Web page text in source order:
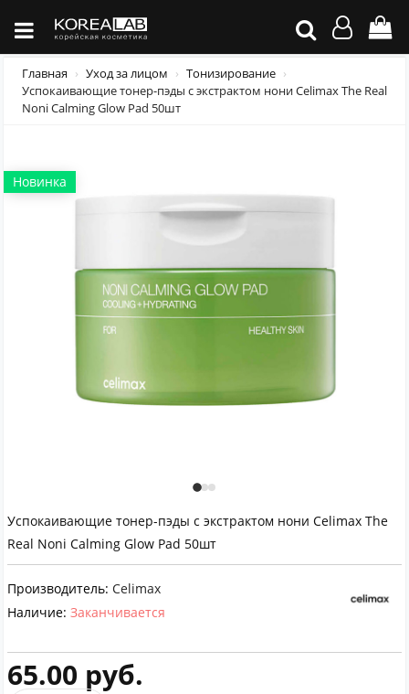
Главная Уход за лицом
Тонизирование
Успокаивающие тонер-пэды с экстрактом нони Celimax The Real
Noni Calming Glow Pad 50шт
Новинка
Успокаивающие тонер-пэды с экстрактом нони Celimax The
Real Noni Calming Glow Pad 50шт
Производитель: Celimax
Наличие: Заканчивается
65.00 руб.